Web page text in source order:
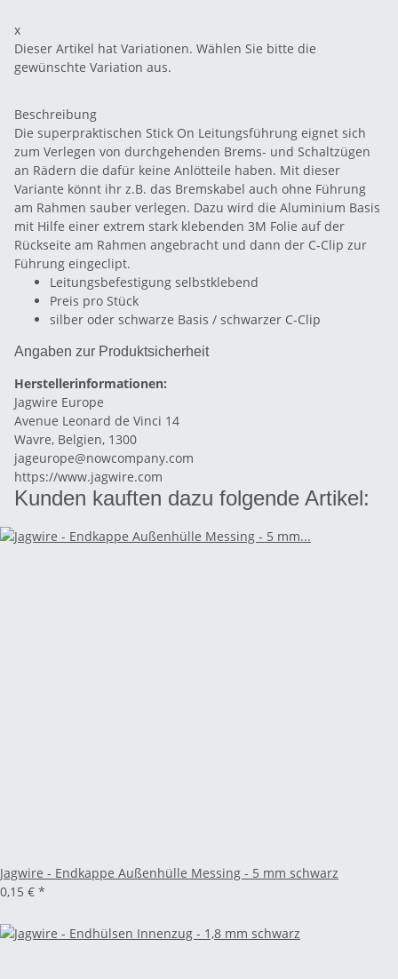
x
Dieser Artikel hat Variationen. Wählen Sie bitte die
gewünschte Variation aus.
Beschreibung
Die superpraktischen Stick On Leitungsführung eignet sich
zum Verlegen von durchgehenden Brems- und Schaltzügen
an Rädern die dafür keine Anlötteile haben. Mit dieser
Variante könnt ihr z.B. das Bremskabel auch ohne Führung
am Rahmen sauber verlegen. Dazu wird die Aluminium Basis
mit Hilfe einer extrem stark klebenden 3M Folie auf der
Rückseite am Rahmen angebracht und dann der C-Clip zur
Führung eingeclipt.
Leitungsbefestigung selbstklebend
Preis pro Stück
silber oder schwarze Basis / schwarzer C-Clip
Angaben zur Produktsicherheit
Herstellerinformationen:
Jagwire Europe
Avenue Leonard de Vinci 14
Wavre, Belgien, 1300
jageurope@nowcompany.com
https://www.jagwire.com
Kunden kauften dazu folgende Artikel:
Jagwire - Endkappe Außenhülle Messing - 5 mm schwarz
0,15 € *